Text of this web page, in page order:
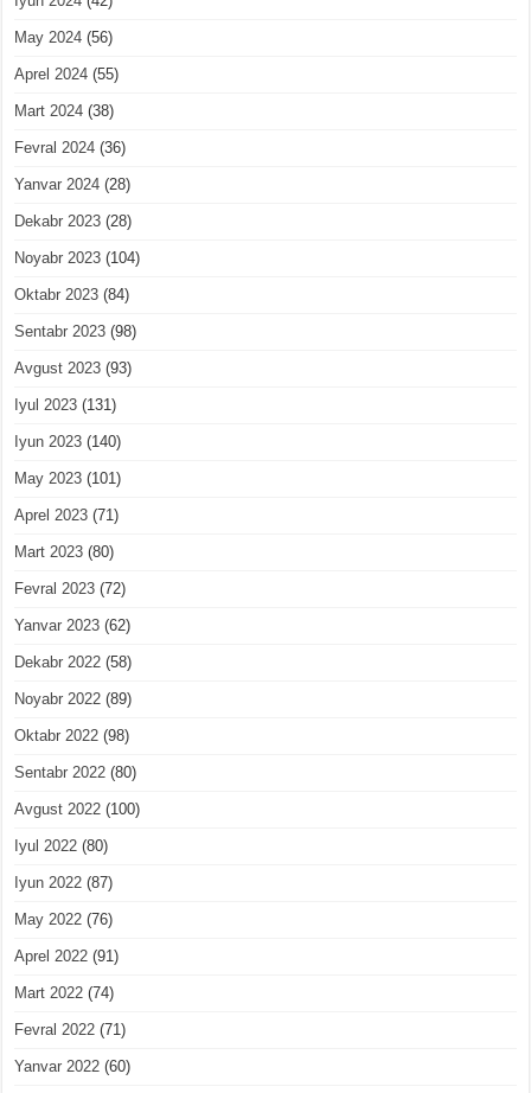
May 2024 (56)
Aprel 2024 (55)
Mart 2024 (38)
Fevral 2024 (36)
Yanvar 2024 (28)
Dekabr 2023 (28)
Noyabr 2023 (104)
Oktabr 2023 (84)
Sentabr 2023 (98)
Avgust 2023 (93)
Iyul 2023 (131)
Iyun 2023 (140)
May 2023 (101)
Aprel 2023 (71)
Mart 2023 (80)
Fevral 2023 (72)
Yanvar 2023 (62)
Dekabr 2022 (58)
Noyabr 2022 (89)
Oktabr 2022 (98)
Sentabr 2022 (80)
Avgust 2022 (100)
Iyul 2022 (80)
Iyun 2022 (87)
May 2022 (76)
Aprel 2022 (91)
Mart 2022 (74)
Fevral 2022 (71)
Yanvar 2022 (60)